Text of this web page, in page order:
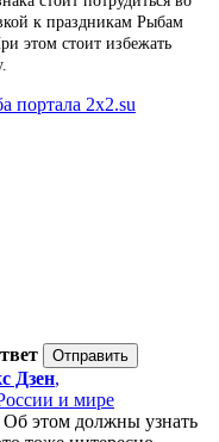
к праздникам Рыбам
этом стоит избежать
портала 2x2.su
Дзен,
и мире
этом должны узнать